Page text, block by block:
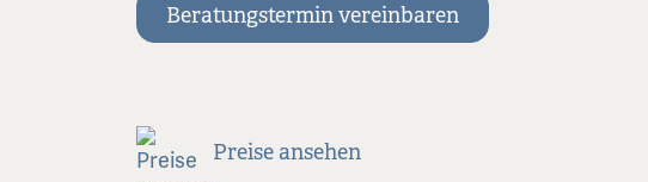
Beratungstermin vereinbaren
Preise ansehen